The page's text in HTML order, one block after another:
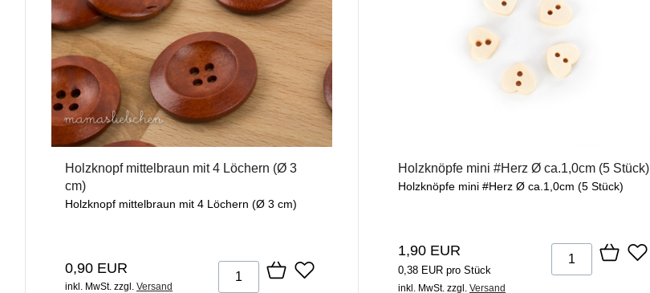
Holzknopf mittelbraun mit 4 Löchern (Ø 3
cm)
Holzknopf mittelbraun mit 4 Löchern (Ø 3 cm)
0,90 EUR
inkl. MwSt. zzgl. Versand
Holzknöpfe mini #Herz Ø ca.1,0cm (5 Stück)
Holzknöpfe mini #Herz Ø ca.1,0cm (5 Stück)
1,90 EUR
0,38 EUR pro Stück
inkl. MwSt. zzgl. Versand